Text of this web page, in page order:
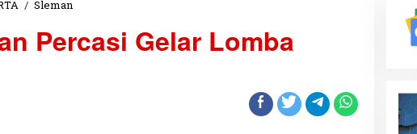
/ Sleman
l
o
Percasi Gelar Lomba